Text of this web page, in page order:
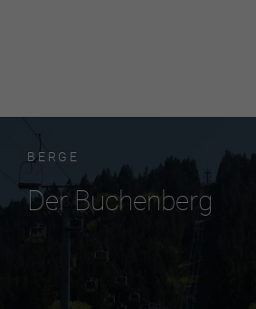
BERGE
Der Buchenberg